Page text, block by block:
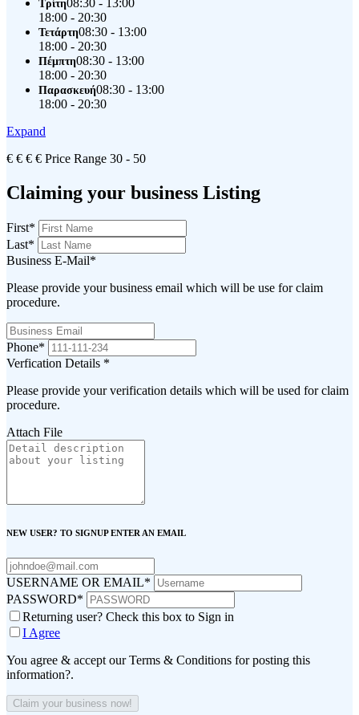
Τρίτη08:30 - 13:00
18:00 - 20:30
Τετάρτη08:30 - 13:00
18:00 - 20:30
Πέμπτη08:30 - 13:00
18:00 - 20:30
Παρασκευή08:30 - 13:00
18:00 - 20:30
Expand
€ € € € Price Range 30 - 50
Claiming your business Listing
First*
Last*
Business E-Mail*
Please provide your business email which will be use for claim
procedure.
Phone*
Verfication Details *
Please provide your verification details which will be used for claim
procedure.
Attach File
NEW USER? TO SIGNUP ENTER AN EMAIL
USERNAME OR EMAIL*
PASSWORD*
Returning user? Check this box to Sign in
I Agree
You agree & accept our Terms & Conditions for posting this
information?.